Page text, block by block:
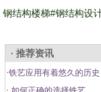
钢结构楼梯#钢结构设
· 推荐资讯
·铁艺应用有着悠久的历
·